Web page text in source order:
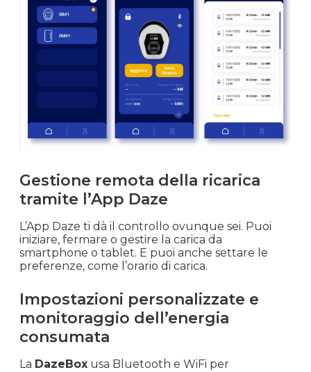
Gestione remota della ricarica
tramite l’App Daze
L’App Daze ti dà il controllo ovunque sei. Puoi
iniziare, fermare o gestire la carica da
smartphone o tablet. E puoi anche settare le
preferenze, come l’orario di carica.
Impostazioni personalizzate e
monitoraggio dell’energia
consumata
La DazeBox usa Bluetooth e WiFi per